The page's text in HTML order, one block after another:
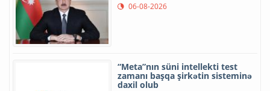
06-08-2026
“Meta”nın süni intellekti test
zamanı başqa şirkətin sisteminə
daxil olub